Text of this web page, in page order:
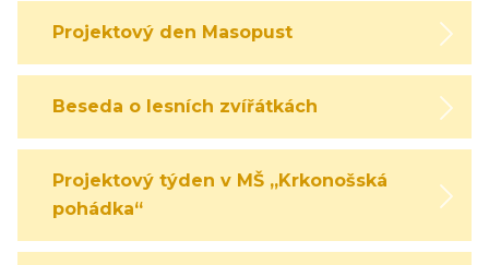
Projektový den Masopust
Beseda o lesních zvířátkách
Projektový týden v MŠ „Krkonošská
pohádka“